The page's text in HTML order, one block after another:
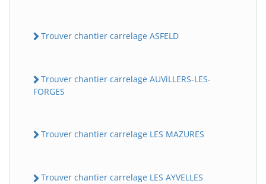
Trouver chantier carrelage ASFELD
Trouver chantier carrelage AUViLLERS-LES-
FORGES
Trouver chantier carrelage LES MAZURES
Trouver chantier carrelage LES AYVELLES